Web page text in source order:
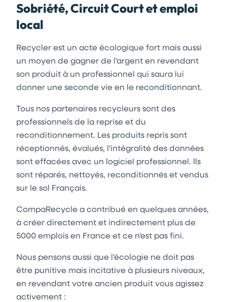
Sobriété, Circuit Court et emploi
local
Recycler est un acte écologique fort mais aussi
un moyen de gagner de l'argent en revendant
son produit à un professionnel qui saura lui
donner une seconde vie en le reconditionnant.
Tous nos partenaires recycleurs sont des
professionnels de la reprise et du
reconditionnement. Les produits repris sont
réceptionnés, évalués, l'intégralité des données
sont effacées avec un logiciel professionnel. Ils
sont réparés, nettoyés, reconditionnés et vendus
sur le sol Français.
CompaRecycle a contribué en quelques années,
à créer directement et indirectement plus de
5000 emplois en France et ce n'est pas fini.
Nous pensons aussi que l'écologie ne doit pas
être punitive mais incitative à plusieurs niveaux,
en revendant votre ancien produit vous agissez
activement :